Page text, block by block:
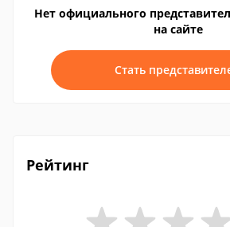
Нет официального
на сайте
Стать
Рейтинг